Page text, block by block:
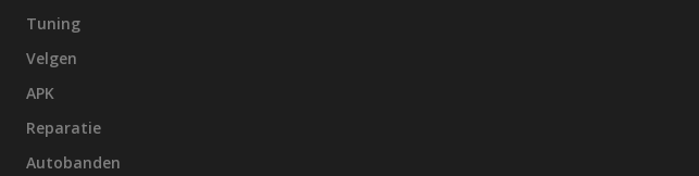
Tuning
Velgen
APK
Reparatie
Autobanden